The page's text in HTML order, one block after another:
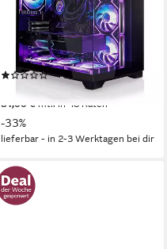
16GB Gaming-PC
AMD 9950X3D Prozessor
Radeon RX 9070 XT 16 GB
32 GB DDR5 Arbeitsspeicher
(1)
2.789,90 € UVP4.184,90 €
81,00 € mtl. in 48 Raten
-33%
lieferbar - in 2-3 Werktagen bei dir